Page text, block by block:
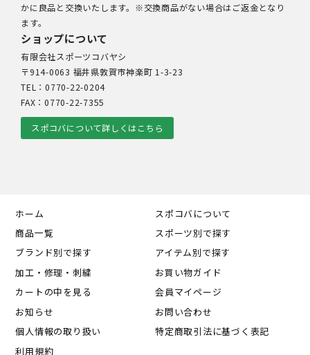
かに良品と交換いたします。※交換商品がない場合はご返金となり
ます。
ショップについて
有限会社スポーツコバヤシ
〒914-0063 福井県敦賀市神楽町 1-3-23
TEL：0770-22-0204
FAX：0770-22-7355
スポコバについて詳しくはこちら
ホーム
スポコバについて
商品一覧
スポーツ別で探す
ブランド別で探す
アイテム別で探す
加工・修理・刺繍
お買い物ガイド
カートの中を見る
会員マイページ
お知らせ
お問い合わせ
個人情報の取り扱い
特定商取引法に基づく表記
利用規約